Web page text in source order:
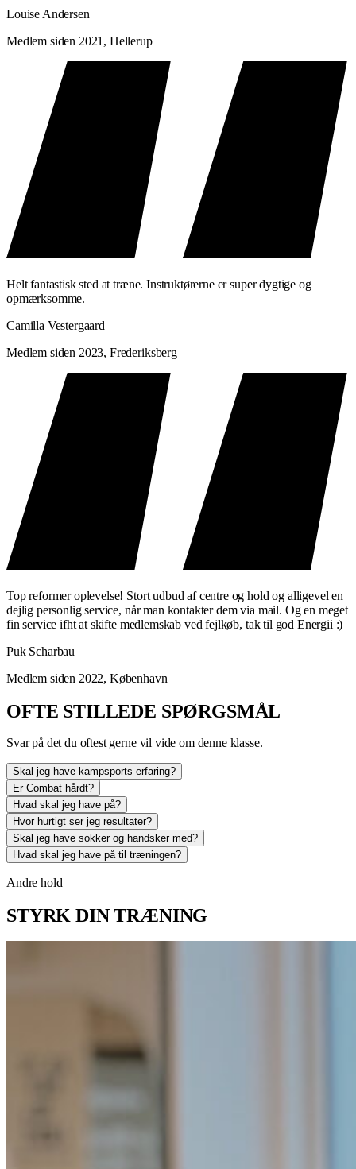
Louise Andersen
Medlem siden 2021, Hellerup
Helt fantastisk sted at træne. Instruktørerne er super dygtige og
opmærksomme.
Camilla Vestergaard
Medlem siden 2023, Frederiksberg
Top reformer oplevelse! Stort udbud af centre og hold og alligevel en
dejlig personlig service, når man kontakter dem via mail. Og en meget
fin service ifht at skifte medlemskab ved fejlkøb, tak til god Energii :)
Puk Scharbau
Medlem siden 2022, København
OFTE STILLEDE SPØRGSMÅL
Svar på det du oftest gerne vil vide om denne klasse.
Skal jeg have kampsports erfaring?
Er Combat hårdt?
Hvad skal jeg have på?
Hvor hurtigt ser jeg resultater?
Skal jeg have sokker og handsker med?
Hvad skal jeg have på til træningen?
Andre hold
STYRK DIN TRÆNING